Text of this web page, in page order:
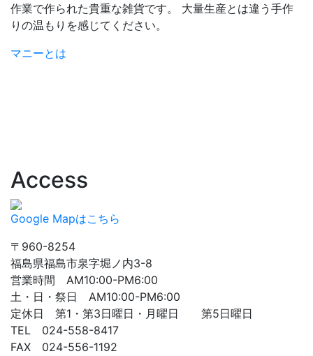
作業で作られた貴重な雑貨です。 大量生産とは違う手作
りの温もりを感じてください。
マニーとは
Access
Google Mapはこちら
〒960-8254
福島県福島市泉字堀ノ内3-8
営業時間 AM10:00-PM6:00
土・日・祭日 AM10:00-PM6:00
定休日 第1・第3日曜日・月曜日 第5日曜日
TEL 024-558-8417
FAX 024-556-1192